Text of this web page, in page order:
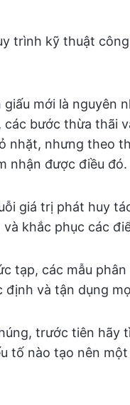
trình kỹ thuật
mới là nguyên
bước thừa thãi
nhặt, nhưng theo
nhận được điều đó.
giá trị phát huy
khắc phục các
tạp, các mẫu
định và tận dụng
trước tiên hãy
tố nào tạo nên